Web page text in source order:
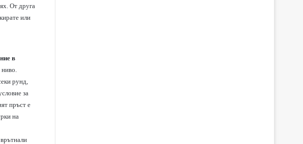
От друга
или
в
ниво.
рунд,
за
пръст е
на